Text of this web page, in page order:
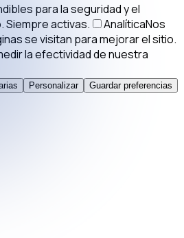
para la seguridad y el
Siempre activas.
AnalíticaNos
se visitan para mejorar el sitio.
la efectividad de nuestra
Personalizar Guardar preferencias